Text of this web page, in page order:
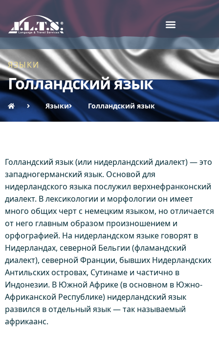
ЯЗЫКИ
Голландский язык
Языки Голландский язык
Голландский язык (или нидерландский диалект) — это
западногерманский язык. Основой для
нидерландского языка послужил верхнефранконский
диалект. В лексикологии и морфологии он имеет
много общих черт с немецким языком, но отличается
от него главным образом произношением и
орфографией. На нидерландском языке говорят в
Нидерландах, северной Бельгии (фламандский
диалект), северной Франции, бывших Нидерландских
Антильских островах, Сутинаме и частично в
Индонезии. В Южной Африке (в основном в Южно-
Африканской Республике) нидерландский язык
развился в отдельный язык — так называемый
африкаанс.